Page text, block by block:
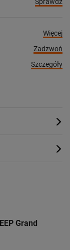
Więcej
Zadzwoń
Szczegóły
Grand